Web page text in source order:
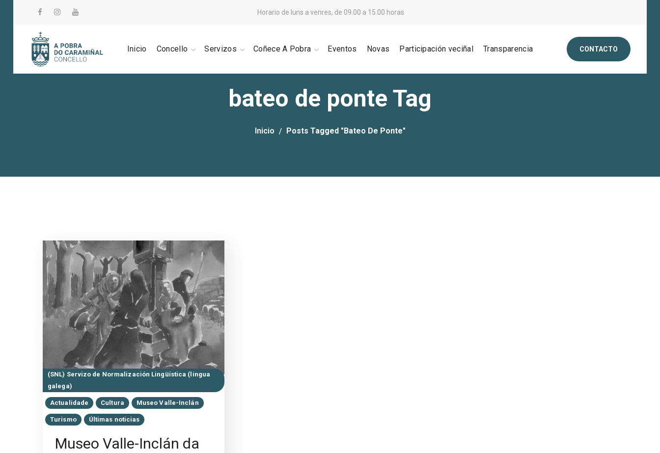
Horario de luns a venres, de 09.00 a 15.00 horas
Inicio Concello Servizos Coñece A Pobra Eventos Novas Participación veciñal Transparencia CONTACTO
bateo de ponte Tag
Inicio Posts Tagged "bateo De Ponte"
(SNL) Servizo de Normalización Lingüística (lingua
galega)
Actualidade Cultura Museo Valle-Inclán
Turismo Últimas noticias
Museo Valle-Inclán da